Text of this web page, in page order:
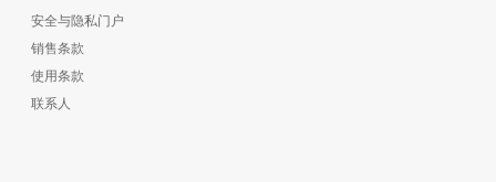
安全与隐私门户
销售条款
使用条款
联系人